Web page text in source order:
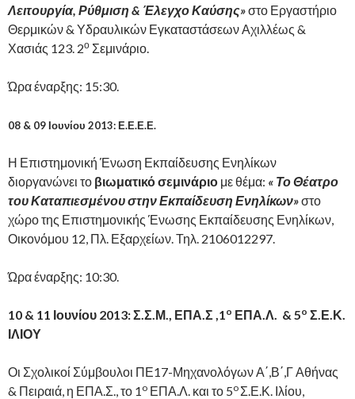
Λειτουργία, Ρύθμιση & Έλεγχο Καύσης»στο Εργαστήριο
Θερμικών & Υδραυλικών Εγκαταστάσεων Αχιλλέως &
Χασιάς 123. 2ο Σεμινάριο.
Ώρα έναρξης: 15:30.
08 & 09 Ιουνίου 2013: Ε.Ε.Ε.Ε.
Η Επιστημονική Ένωση Εκπαίδευσης Ενηλίκων
διοργανώνει το βιωματικό σεμινάριο με θέμα: « Το Θέατρο
του Καταπιεσμένου στην Εκπαίδευση Ενηλίκων»στο
χώρο της Επιστημονικής Ένωσης Εκπαίδευσης Ενηλίκων,
Οικονόμου 12, Πλ. Εξαρχείων. Τηλ. 2106012297.
Ώρα έναρξης: 10:30.
10 & 11 Ιουνίου 2013: Σ.Σ.Μ., ΕΠΑ.Σ ,1o ΕΠΑ.Λ. & 5o Σ.Ε.Κ.
ΙΛΙΟΥ
Οι Σχολικοί Σύμβουλοι ΠΕ17-Μηχανολόγων Α΄,Β΄,Γ Αθήνας
& Πειραιά, η ΕΠΑ.Σ., το 1 o ΕΠΑ.Λ. και το 5o Σ.Ε.Κ. Ιλίου,